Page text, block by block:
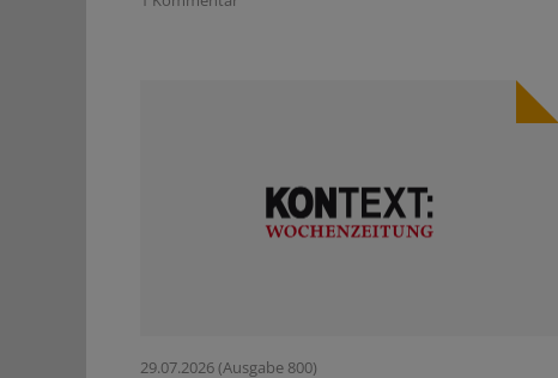
29.07.2026 (Ausgabe 800)